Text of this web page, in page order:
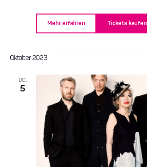
Mehr erfahren Tickets kaufen
Oktober 2023
DO.
5